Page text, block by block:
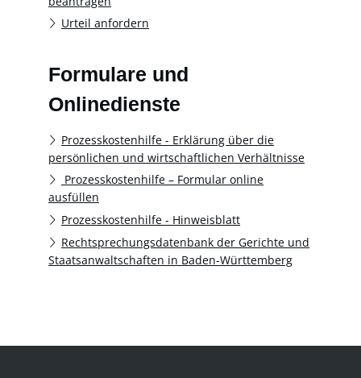
Urteil anfordern
Formulare und
Onlinedienste
Prozesskostenhilfe - Erklärung über die
persönlichen und wirtschaftlichen Verhältnisse
Prozesskosten­hilfe – Formular online
ausfüllen
Prozesskostenhilfe - Hinweisblatt
Rechtsprechungsdatenbank der Gerichte und
Staatsanwaltschaften in Baden-Württemberg